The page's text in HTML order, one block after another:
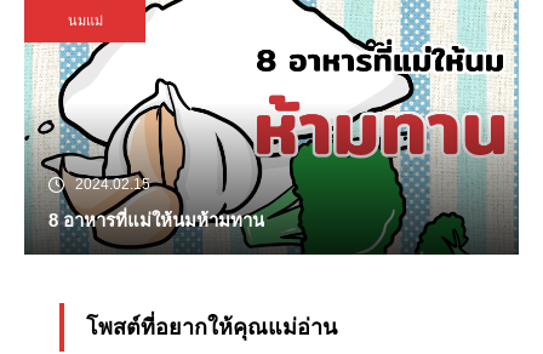
นมแม่
2024.02.15
8 อาหารที่แม่ให้นมห้ามทาน
โพสต์ที่อยากให้คุณแม่อ่าน